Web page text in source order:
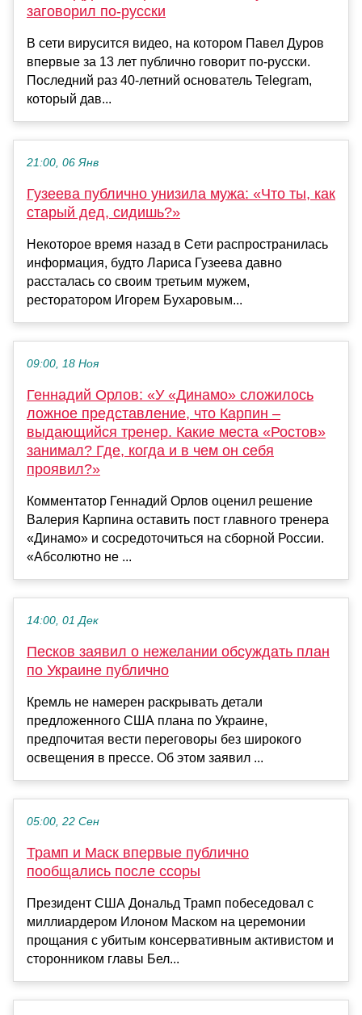
заговорил по-русски
В сети вирусится видео, на котором Павел Дуров
впервые за 13 лет публично говорит по-русски.
Последний раз 40-летний основатель Telegram,
который дав...
21:00, 06 Янв
Гузеева публично унизила мужа: «Что ты, как
старый дед, сидишь?»
Некоторое время назад в Сети распространилась
информация, будто Лариса Гузеева давно
рассталась со своим третьим мужем,
ресторатором Игорем Бухаровым...
09:00, 18 Ноя
Геннадий Орлов: «У «Динамо» сложилось
ложное представление, что Карпин –
выдающийся тренер. Какие места «Ростов»
занимал? Где, когда и в чем он себя
проявил?»
Комментатор Геннадий Орлов оценил решение
Валерия Карпина оставить пост главного тренера
«Динамо» и сосредоточиться на сборной России.
«Абсолютно не ...
14:00, 01 Дек
Песков заявил о нежелании обсуждать план
по Украине публично
Кремль не намерен раскрывать детали
предложенного США плана по Украине,
предпочитая вести переговоры без широкого
освещения в прессе. Об этом заявил ...
05:00, 22 Сен
Трамп и Маск впервые публично
пообщались после ссоры
Президент США Дональд Трамп побеседовал с
миллиардером Илоном Маском на церемонии
прощания с убитым консервативным активистом и
сторонником главы Бел...